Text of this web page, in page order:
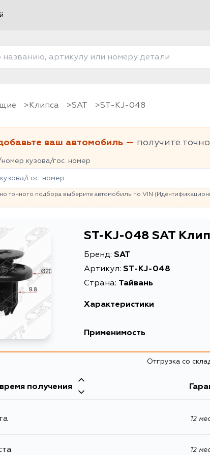
клипса SAT ST-KJ-048
ваш автомобиль — получите
кузова/гос. номер
точного подбора выберите автомобиль по VIN
ST-KJ-048 SAT
Бренд: SAT
Артикул: ST-KJ-048
Страна: Тайвань
Характеристики
Описание
Применимость
Отгрузка со
получения
12
12